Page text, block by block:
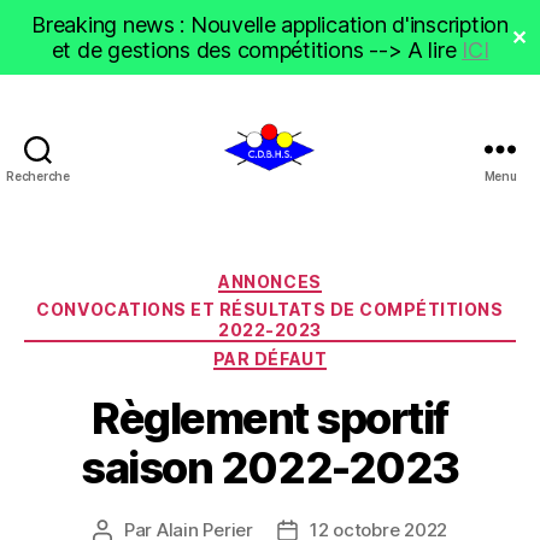
Breaking news : Nouvelle application d'inscription
et de gestions des compétitions --> A lire ICI ✕
Recherche Menu
Catégories
ANNONCES
CONVOCATIONS ET RÉSULTATS DE COMPÉTITIONS
2022-2023
PAR DÉFAUT
Règlement sportif
saison 2022-2023
Auteur
Par Alain Perier
Date12 octobre 2022